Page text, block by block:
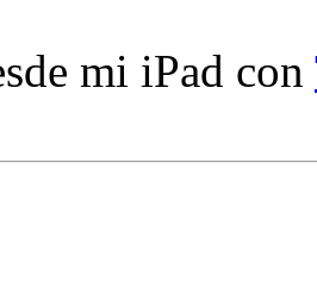
mi iPad con